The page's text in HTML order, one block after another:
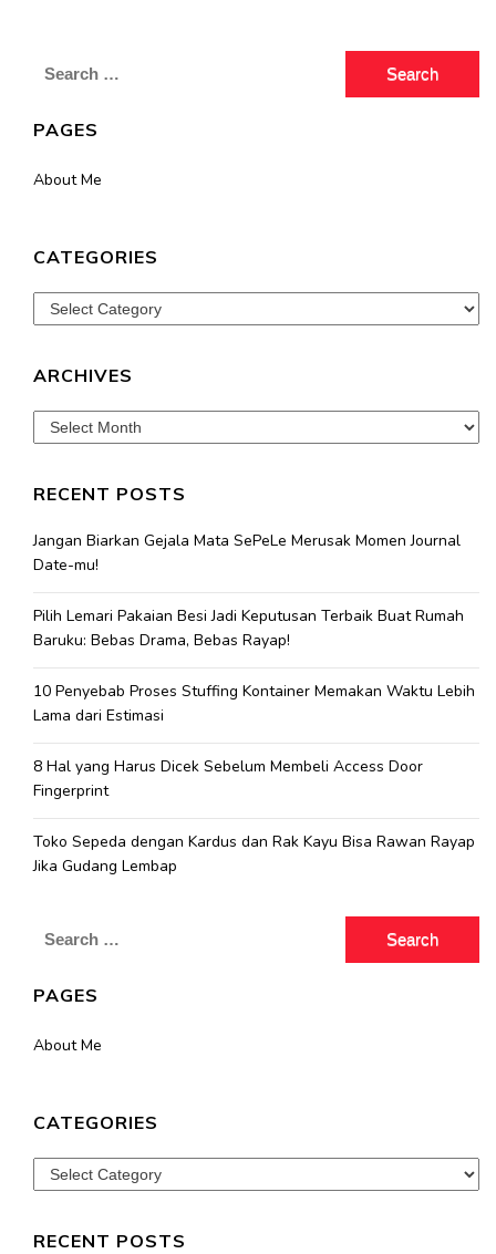
Search
PAGES
About Me
CATEGORIES
Categories
ARCHIVES
Archives
RECENT POSTS
Jangan Biarkan Gejala Mata SePeLe Merusak Momen Journal
Date-mu!
Pilih Lemari Pakaian Besi Jadi Keputusan Terbaik Buat Rumah
Baruku: Bebas Drama, Bebas Rayap!
10 Penyebab Proses Stuffing Kontainer Memakan Waktu Lebih
Lama dari Estimasi
8 Hal yang Harus Dicek Sebelum Membeli Access Door
Fingerprint
Toko Sepeda dengan Kardus dan Rak Kayu Bisa Rawan Rayap
Jika Gudang Lembap
Search
PAGES
About Me
CATEGORIES
Categories
RECENT POSTS